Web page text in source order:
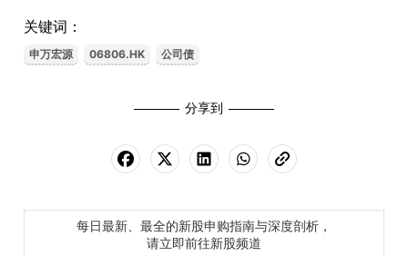
关键词：
申万宏源 06806.HK 公司债
分享到
每日最新、最全的新股申购指南与深度剖析，
请立即前往新股频道